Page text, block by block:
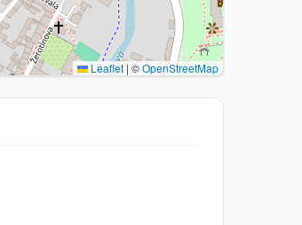
Leaflet | ©OpenStreetMap